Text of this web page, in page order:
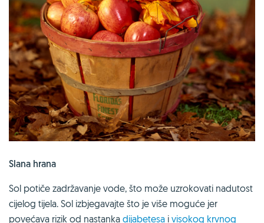
Slana hrana
Sol potiče zadržavanje vode, što može uzrokovati nadutost
cijelog tijela. Sol izbjegavajte što je više moguće jer
povećava rizik od nastanka dijabetesa i visokog krvnog